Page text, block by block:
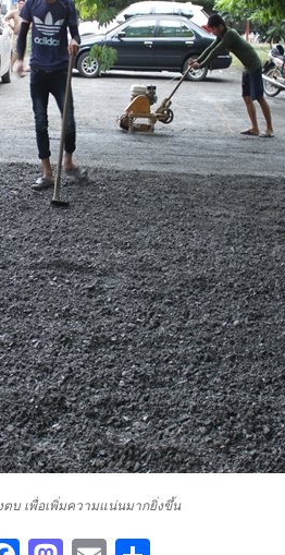
ตบ เพื่อเพิ่มความแน่นมากยิ่งขึ้น